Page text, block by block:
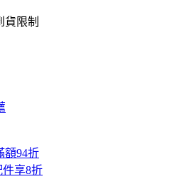
貨限制
額94折
享8折